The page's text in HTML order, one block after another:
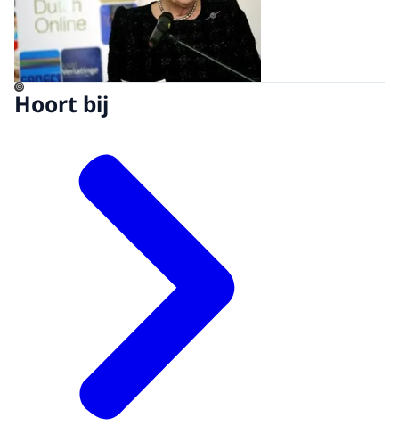
©
Hoort bij